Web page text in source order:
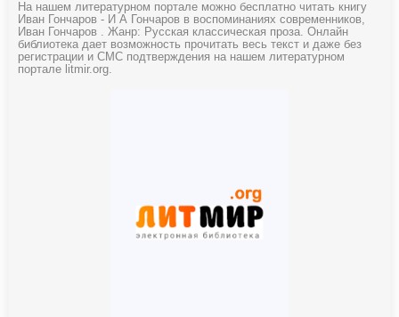
На нашем литературном портале можно бесплатно читать книгу
Иван Гончаров - И А Гончаров в воспоминаниях современников,
Иван Гончаров . Жанр: Русская классическая проза. Онлайн
библиотека дает возможность прочитать весь текст и даже без
регистрации и СМС подтверждения на нашем литературном
портале litmir.org.